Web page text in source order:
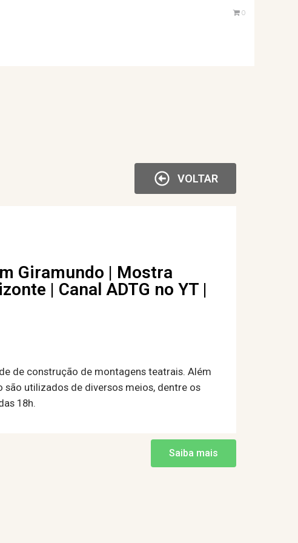
0
VOLTAR
Giramundo | Mostra
| Canal ADTG no YT |
de construção de montagens teatrais. Além
utilizados de diversos meios, dentre os
18h.
Saiba mais